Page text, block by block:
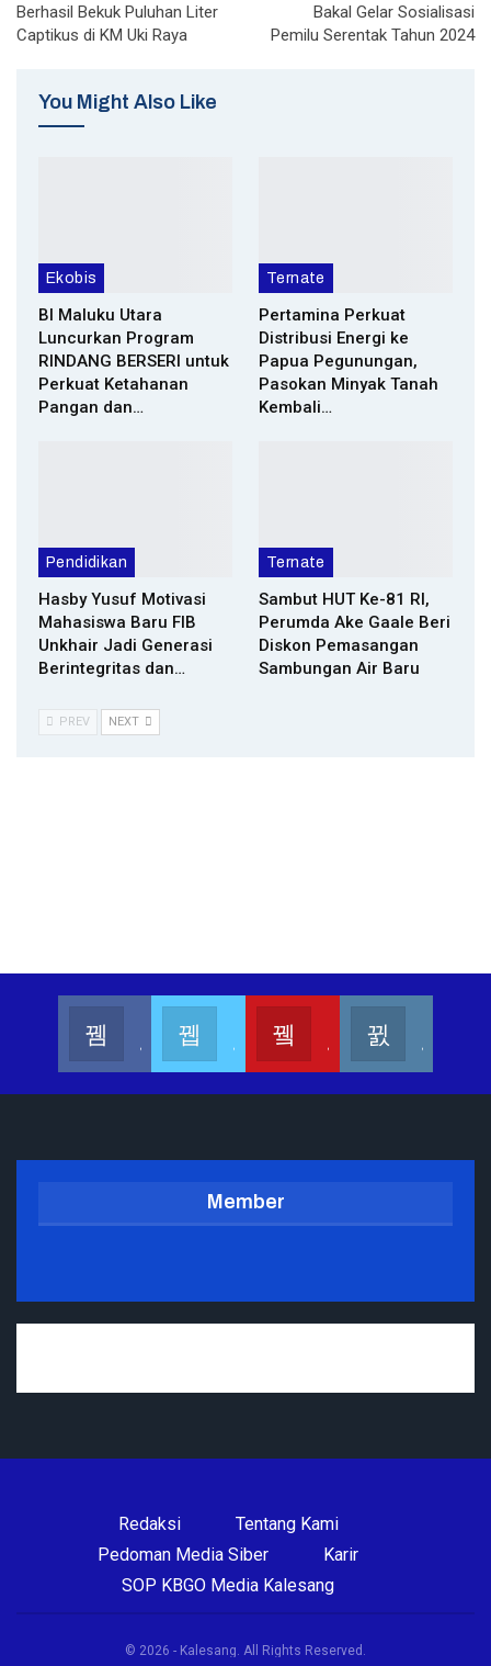
Berhasil Bekuk Puluhan Liter
Captikus di KM Uki Raya
Bakal Gelar Sosialisasi
Pemilu Serentak Tahun 2024
You Might Also Like
Ekobis
BI Maluku Utara
Luncurkan Program
RINDANG BERSERI untuk
Perkuat Ketahanan
Pangan dan…
Ternate
Pertamina Perkuat
Distribusi Energi ke
Papua Pegunungan,
Pasokan Minyak Tanah
Kembali…
Pendidikan
Hasby Yusuf Motivasi
Mahasiswa Baru FIB
Unkhair Jadi Generasi
Berintegritas dan…
Ternate
Sambut HUT Ke-81 RI,
Perumda Ake Gaale Beri
Diskon Pemasangan
Sambungan Air Baru
PREV NEXT
Member
Redaksi
Tentang Kami
Pedoman Media Siber
Karir
SOP KBGO Media Kalesang
© 2026 - Kalesang. All Rights Reserved.